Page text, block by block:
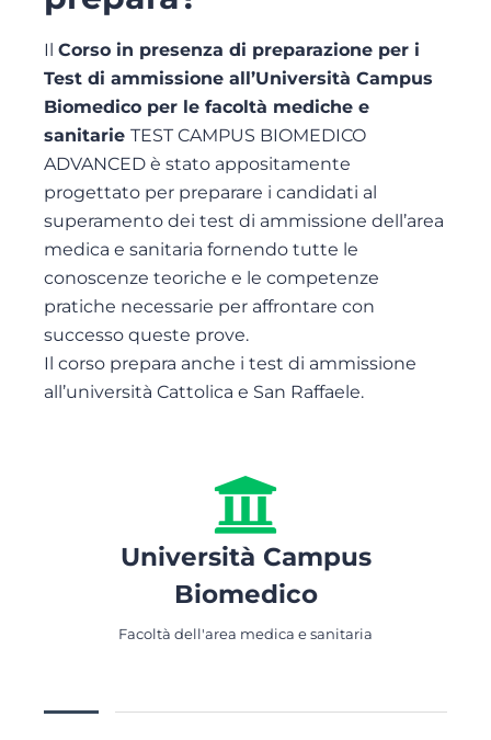
Il Corso in presenza di preparazione per i
Test di ammissione all’Università Campus
Biomedico per le facoltà mediche e
sanitarie TEST CAMPUS BIOMEDICO
ADVANCED è stato appositamente
progettato per preparare i candidati al
superamento dei test di ammissione dell’area
medica e sanitaria fornendo tutte le
conoscenze teoriche e le competenze
pratiche necessarie per affrontare con
successo queste prove.
Il corso prepara anche i test di ammissione
all’università Cattolica e San Raffaele.
Università Campus
Biomedico
Facoltà dell'area medica e sanitaria